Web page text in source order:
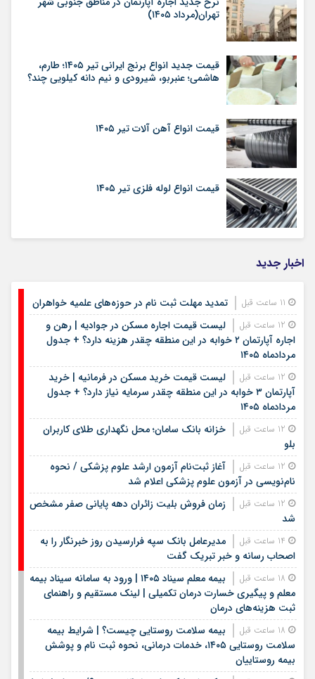
تهران(مرداد ۱۴۰۵)
قیمت جدید انواع برنج ایرانی تیر ۱۴۰۵؛ طارم،
هاشمی؛ عنبربو، شیرودی و نیم دانه کیلویی چند؟
قیمت انواع آهن آلات تیر ۱۴۰۵
قیمت انواع لوله فلزی تیر ۱۴۰۵
اخبار جدید
تمدید مهلت ثبت نام در حوزه‌های علمیه خواهران
لیست قیمت اجاره مسکن در جوادیه | رهن و
اجاره آپارتمان ۲ خوابه در این منطقه چقدر هزینه دارد؟ + جدول
مردادماه ۱۴۰۵
لیست قیمت خرید مسکن در فرمانیه | خرید
آپارتمان ۳ خوابه در این منطقه چقدر سرمایه نیاز دارد؟ + جدول
مردادماه ۱۴۰۵
خزانه بانک سامان؛ محل نگهداری طلای کاربران
بلو
آغاز ثبت‌نام آزمون ارشد علوم پزشکی / نحوه
نام‌نویسی در آزمون علوم پزشکی اعلام شد
زمان فروش بلیت زائران دهه پایانی صفر مشخص
شد
مدیرعامل بانک سپه فرارسیدن روز خبرنگار را به
اصحاب رسانه و خبر تبریک گفت
بیمه معلم سیناد ۱۴۰۵ | ورود به سامانه سیناد بیمه
معلم و پیگیری خسارت درمان تکمیلی | لینک مستقیم و راهنمای
ثبت هزینه‌های درمان
بیمه سلامت روستایی چیست؟ | شرایط بیمه
سلامت روستایی ۱۴۰۵، خدمات درمانی، نحوه ثبت نام و پوشش
بیمه روستاییان